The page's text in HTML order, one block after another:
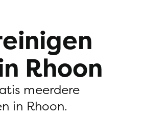
Rhoon
meerdere
in Rhoon.